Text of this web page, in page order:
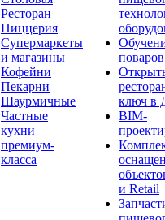
Ресторан
Пиццерия
Супермаркеты
и магазины
Кофейни
Пекарни
Шаурмичные
Частные
кухни
премиум-
класса
поваров
ключ в
BIM-
и Retail